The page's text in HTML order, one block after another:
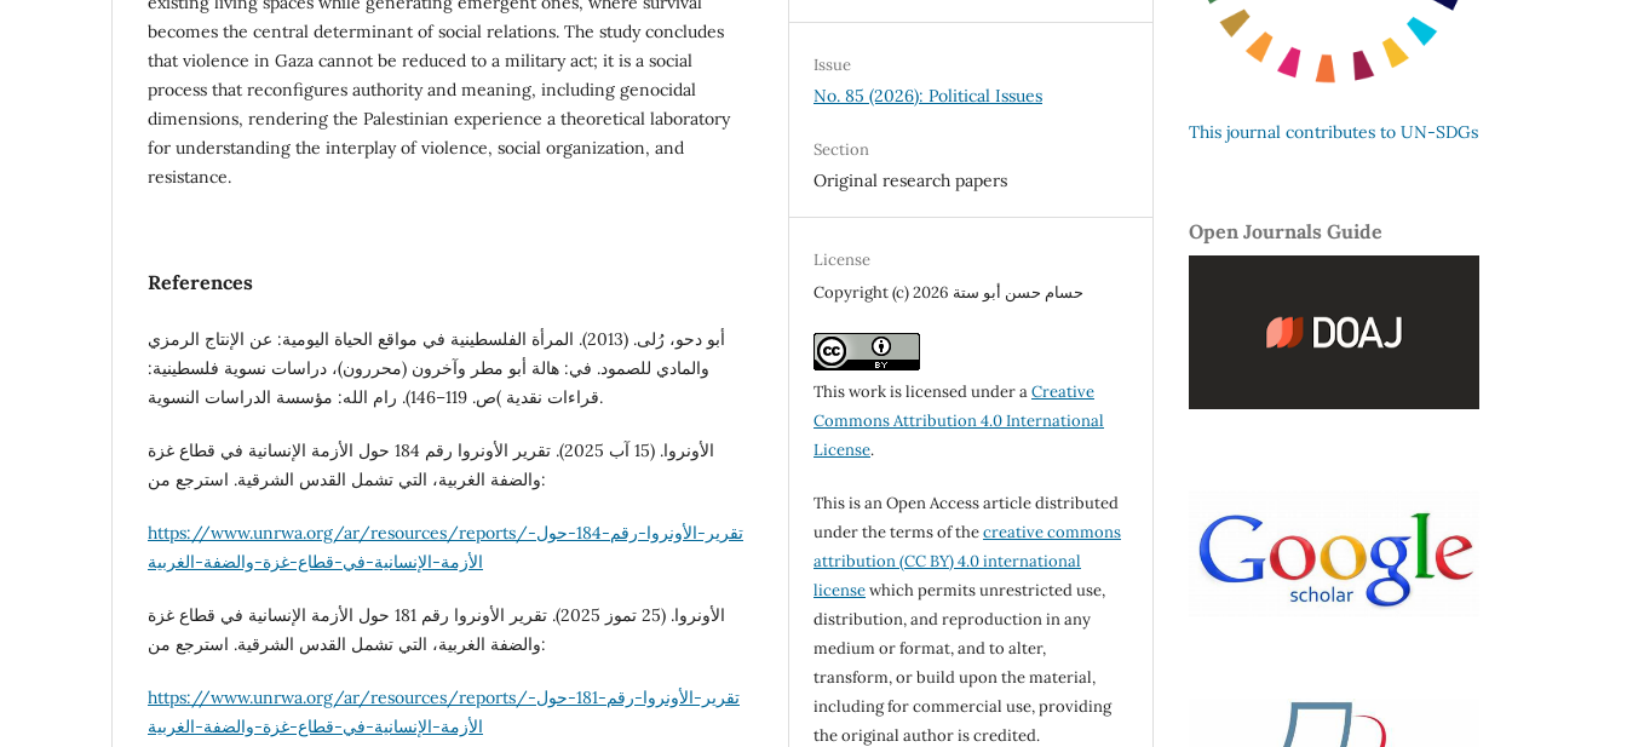
becomes the central determinant of social relations. The study concludes
that violence in Gaza cannot be reduced to a military act; it is a social
process that reconfigures authority and meaning, including genocidal
dimensions, rendering the Palestinian experience a theoretical laboratory
for understanding the interplay of violence, social organization, and
resistance.
References
أبو دحو، رُلى. (2013). المرأة الفلسطينية في مواقع الحياة اليومية: عن الإنتاج الرمزي
والمادي للصمود. في: هالة أبو مطر وآخرون (محررون)، دراسات نسوية فلسطينية:
قراءات نقدية )ص. 119–146). رام الله: مؤسسة الدراسات النسوية.
الأونروا. (15 آب 2025). تقرير الأونروا رقم 184 حول الأزمة الإنسانية في قطاع غزة
والضفة الغربية، التي تشمل القدس الشرقية. استرجع من:
https://www.unrwa.org/ar/resources/reports/تقرير-الأونروا-رقم-184-حول-
الأزمة-الإنسانية-في-قطاع-غزة-والضفة-الغربية
الأونروا. (25 تموز 2025). تقرير الأونروا رقم 181 حول الأزمة الإنسانية في قطاع غزة
والضفة الغربية، التي تشمل القدس الشرقية. استرجع من:
https://www.unrwa.org/ar/resources/reports/تقرير-الأونروا-رقم-181-حول-
الأزمة-الإنسانية-في-قطاع-غزة-والضفة-الغربية
Issue
No. 85 (2026): Political Issues
Section
Original research papers
License
Copyright (c) 2026 حسام حسن أبو ستة
This work is licensed under aCreative
Commons Attribution 4.0 International
License.
This is an Open Access article distributed
under the terms of thecreative commons
attribution (CC BY) 4.0 international
licensewhich permits unrestricted use,
distribution, and reproduction in any
medium or format, and to alter,
transform, or build upon the material,
including for commercial use, providing
the original author is credited.
This journal contributes to UN-SDGs
Open Journals Guide